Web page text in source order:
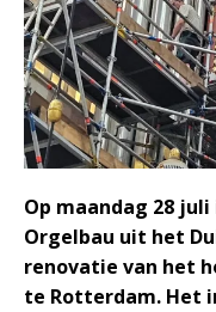
Op maandag 28
Orgelbau uit het
renovatie van het
te Rotterdam. Het